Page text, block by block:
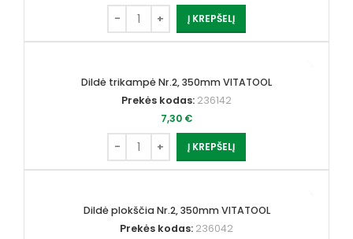
Į KREPŠELĮ
Dildė trikampė Nr.2, 350mm VITATOOL
Prekės kodas: 236142
7,30 €
Į KREPŠELĮ
Dildė plokščia Nr.2, 350mm VITATOOL
Prekės kodas: 236042